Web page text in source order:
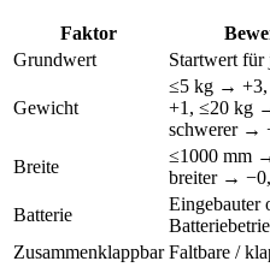
Faktor
Grundwert
Startwert für
Gewicht
≤5 kg →
+1, ≤20 kg
schwerer →
Breite
≤1000 mm
breiter →
Batterie
Eingebauter
Zusammenklappbar Faltbare /